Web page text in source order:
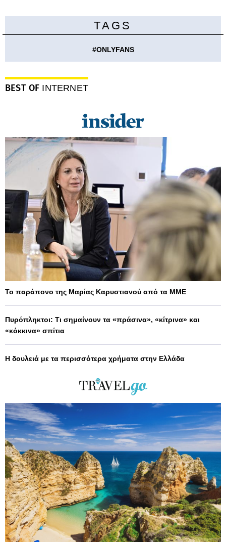
TAGS
#ONLYFANS
BEST OF INTERNET
Το παράπονο της Μαρίας Καρυστιανού από τα ΜΜΕ
Πυρόπληκτοι: Τι σημαίνουν τα «πράσινα», «κίτρινα» και
«κόκκινα» σπίτια
Η δουλειά με τα περισσότερα χρήματα στην Ελλάδα